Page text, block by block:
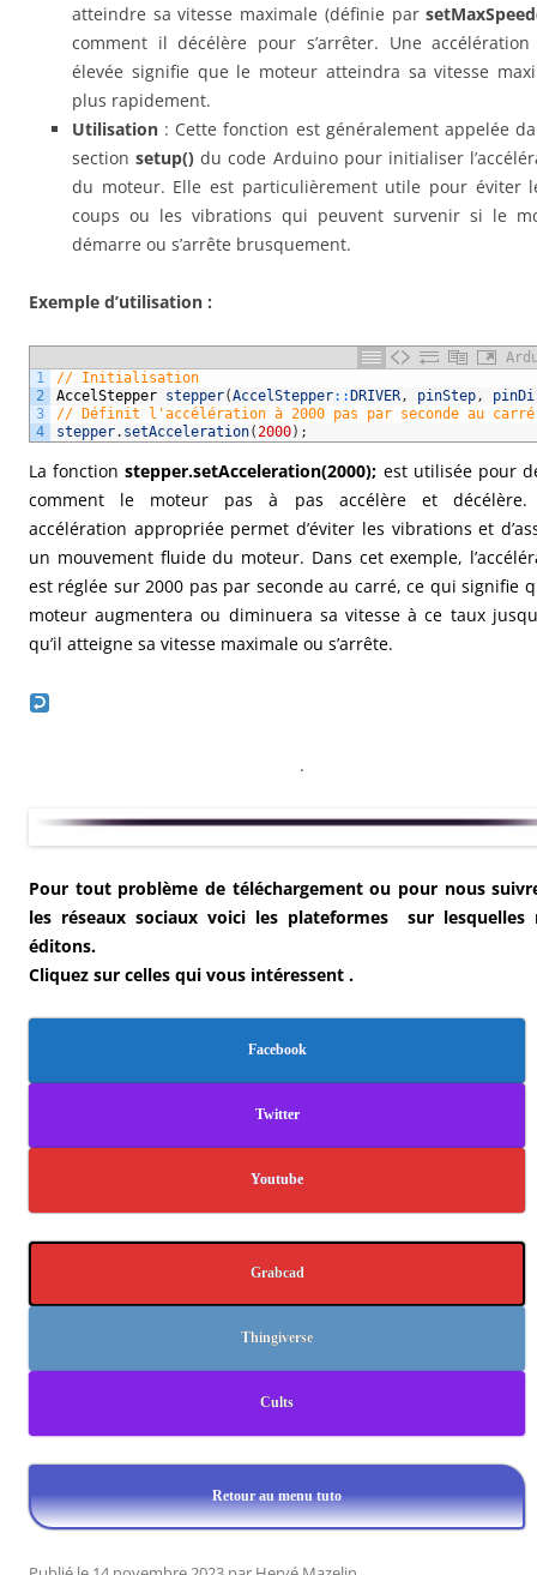
atteindre sa vitesse maximale (définie parsetMaxSpeed
comment il décélère pour s’arrêter. Une
élevée signifie que le moteur atteindra sa vitesse
plus rapidement.
Utilisation : Cette fonction est généralement appelée
sectionsetup() du code Arduino pour initialiser
du moteur. Elle est particulièrement utile pour éviter
coups ou les vibrations qui peuvent survenir si le
démarre ou s’arrête brusquement.
Exemple d’utilisation :
1
2
3
4
// Initialisation
AccelStepper stepper(AccelStepper::DRIVER , pinStep ,
// Définit l'accélération à 2000 pas par seconde au carré
stepper. setAcceleration( 2000) ;
La fonctionstepper.setAcceleration(2000); est utilisée pour
comment le moteur pas à pas accélère et décélère.
accélération appropriée permet d’éviter les vibrations et
un mouvement fluide du moteur. Dans cet exemple,
est réglée sur 2000 pas par seconde au carré, ce qui signifie
moteur augmentera ou diminuera sa vitesse à ce taux
qu’il atteigne sa vitesse maximale ou s’arrête.
.
Pour tout problème de téléchargement ou pour nous
les réseaux sociaux voici les plateformes sur lesquelles
éditons.
Cliquez sur celles qui vous intéressent .
Facebook
Twitter
Youtube
Grabcad
Thingiverse
Cults
Retour au menu tuto